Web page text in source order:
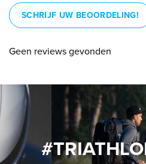
SCHRIJF UW BEOORDELING!
Geen reviews gevonden